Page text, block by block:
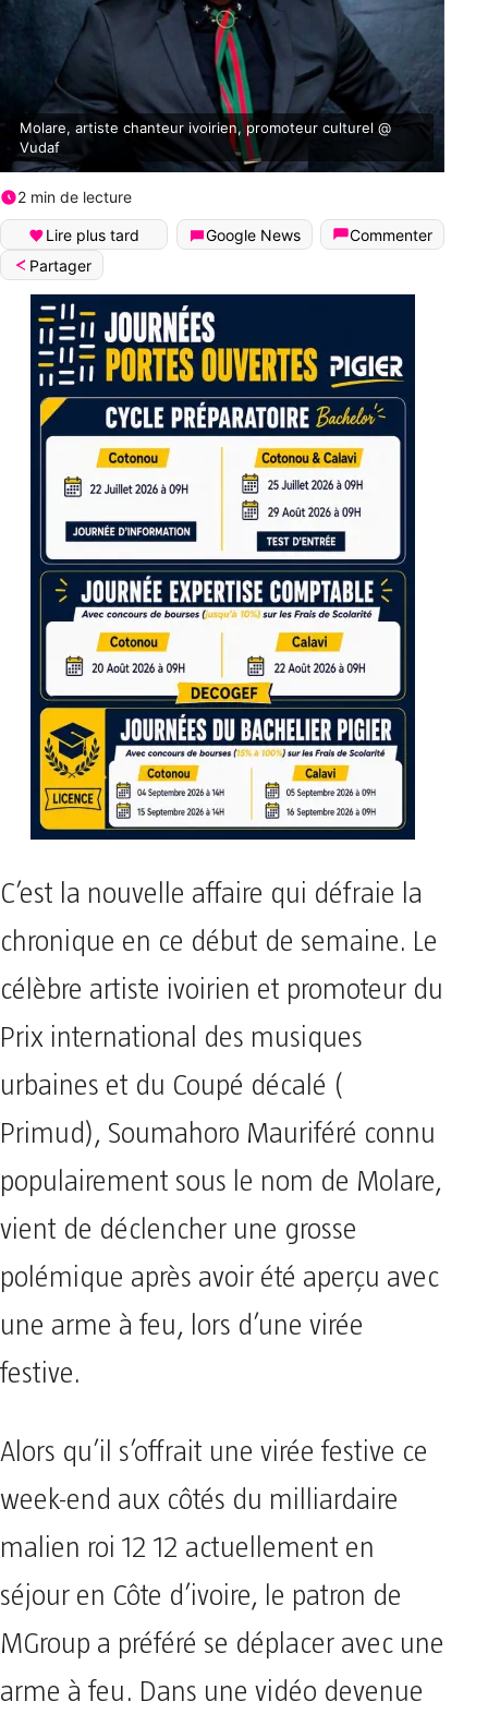
Molare, artiste chanteur ivoirien, promoteur culturel @
Vudaf
2 min de lecture
Lire plus tard Google News
Commenter
Partager
C’est la nouvelle affaire qui défraie la
chronique en ce début de semaine. Le
célèbre artiste ivoirien et promoteur du
Prix international des musiques
urbaines et du Coupé décalé (
Primud), Soumahoro Mauriféré connu
populairement sous le nom de Molare,
vient de déclencher une grosse
polémique après avoir été aperçu avec
une arme à feu, lors d’une virée
festive.
Alors qu’il s’offrait une virée festive ce
week-end aux côtés du milliardaire
malien roi 12 12 actuellement en
séjour en Côte d’ivoire, le patron de
MGroup a préféré se déplacer avec une
arme à feu. Dans une vidéo devenue